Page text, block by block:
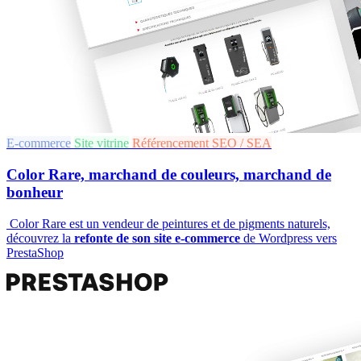
E-commerce Site vitrine Référencement SEO / SEA
Color Rare, marchand de couleurs, marchand de
bonheur
Color Rare est un vendeur de peintures et de pigments naturels,
découvrez la refonte de son site e-commerce de Wordpress vers
PrestaShop